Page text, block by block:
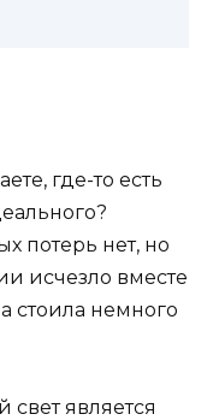
где-то есть
потерь нет, но
исчезло вместе
стоила немного
является